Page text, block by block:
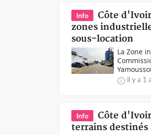
Info
Côte
zones
sous-location
La Zone
il y a 1
Info
Côte
terrains